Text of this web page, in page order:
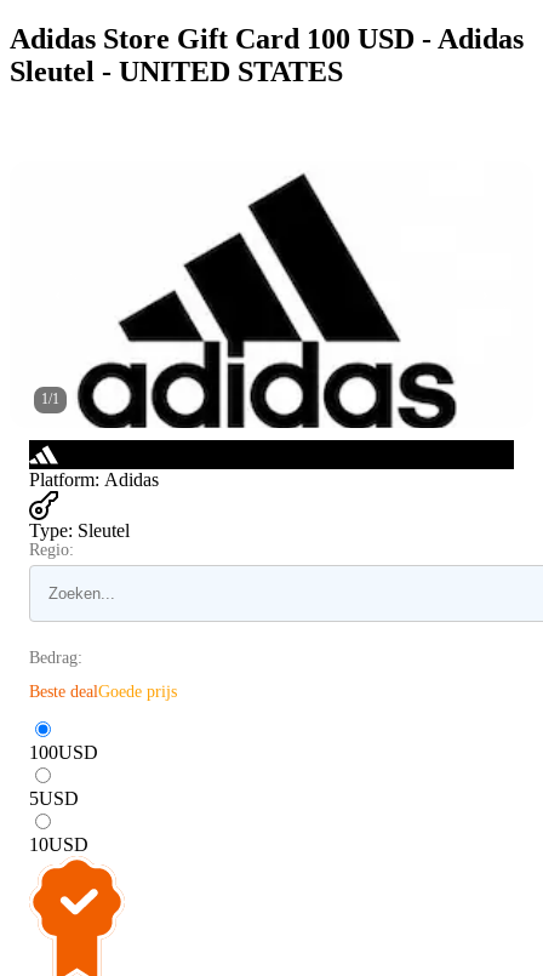
Adidas Store Gift Card 100 USD - Adidas
Sleutel - UNITED STATES
1/1
Platform: Adidas
Type: Sleutel
Regio:
Bedrag:
Beste dealGoede prijs
100USD
5USD
10USD